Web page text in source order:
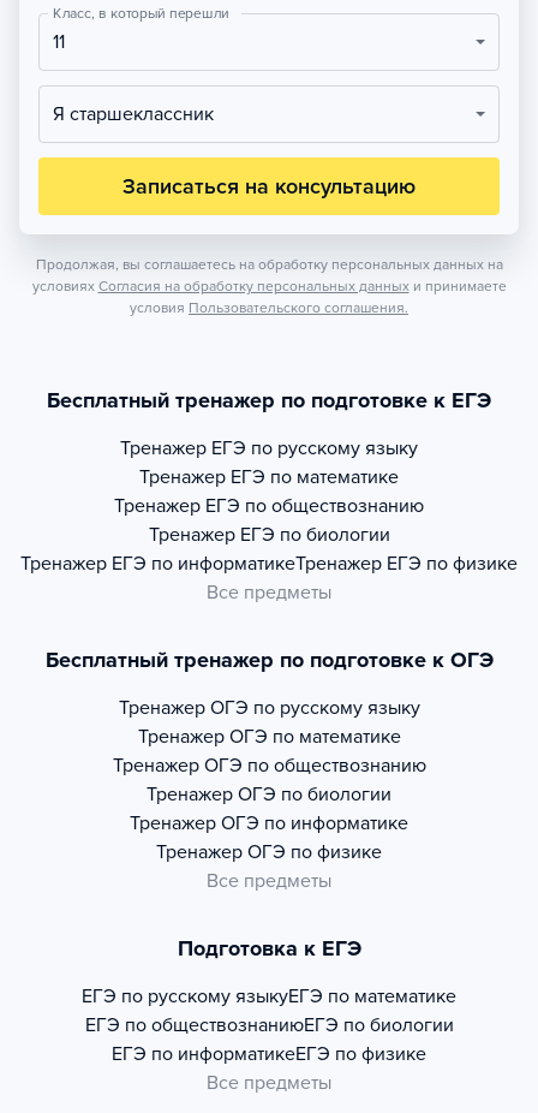
Класс, в который перешли
11
Я старшеклассник
Записаться на консультацию
Продолжая, вы соглашаетесь на обработку персональных данных на
условиях Согласия на обработку персональных данных и принимаете
условия Пользовательского соглашения.
Бесплатный тренажер по подготовке к ЕГЭ
Тренажер ЕГЭ по русскому языку
Тренажер ЕГЭ по математике
Тренажер ЕГЭ по обществознанию
Тренажер ЕГЭ по биологии
Тренажер ЕГЭ по информатикеТренажер ЕГЭ по физике
Все предметы
Бесплатный тренажер по подготовке к ОГЭ
Тренажер ОГЭ по русскому языку
Тренажер ОГЭ по математике
Тренажер ОГЭ по обществознанию
Тренажер ОГЭ по биологии
Тренажер ОГЭ по информатике
Тренажер ОГЭ по физике
Все предметы
Подготовка к ЕГЭ
ЕГЭ по русскому языкуЕГЭ по математике
ЕГЭ по обществознаниюЕГЭ по биологии
ЕГЭ по информатикеЕГЭ по физике
Все предметы